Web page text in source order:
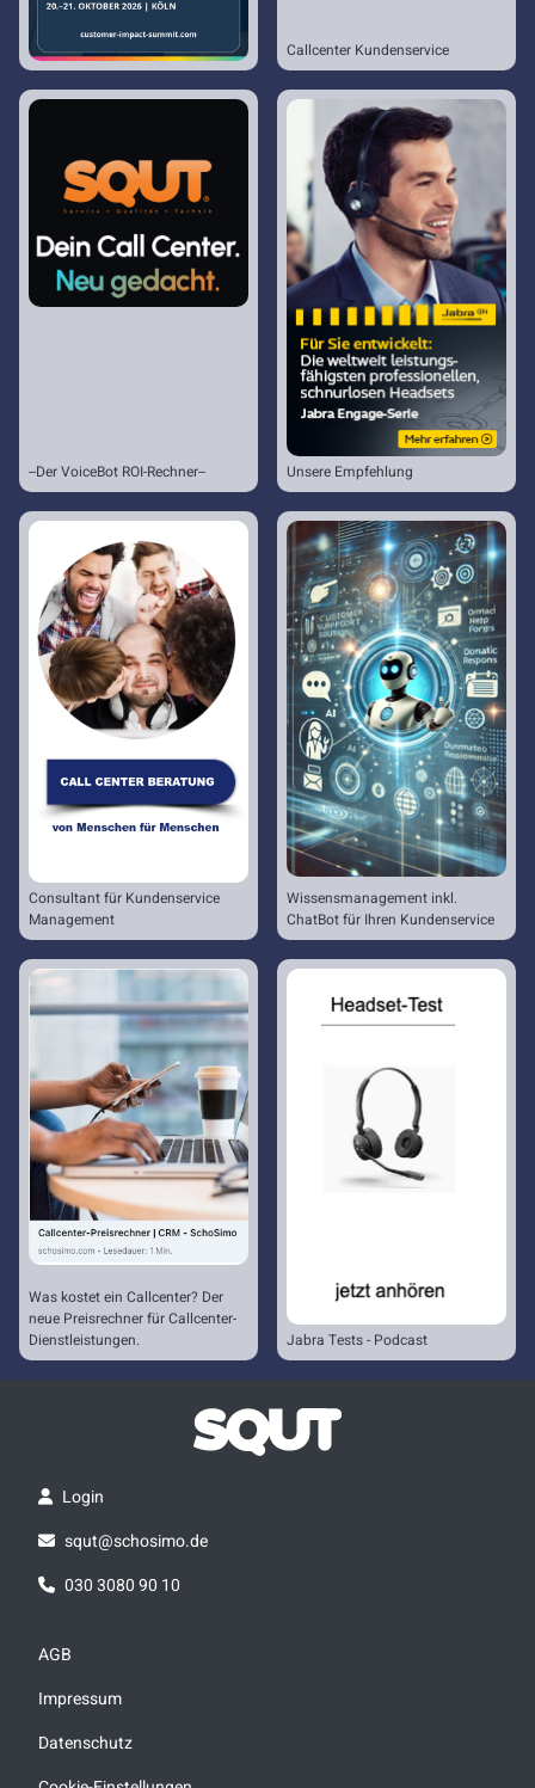
Callcenter Kundenservice
--Der VoiceBot ROI-Rechner-- Unsere Empfehlung
Consultant für Kundenservice
Management
Wissensmanagement inkl.
ChatBot für Ihren Kundenservice
Was kostet ein Callcenter? Der
neue Preisrechner für Callcenter-
Dienstleistungen.
Jabra Tests - Podcast
Login
squt@schosimo.de
030 3080 90 10
AGB
Impressum
Datenschutz